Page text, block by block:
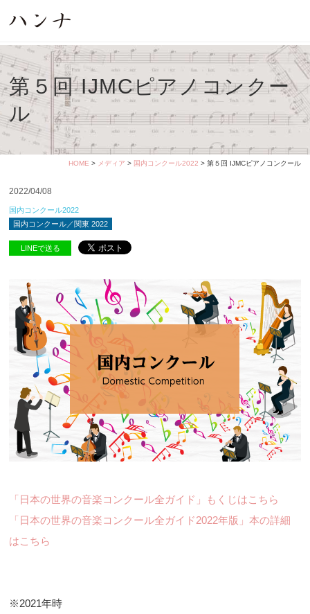
第５回 IJMCピアノコンクー
ル
HOME > メディア > 国内コンクール2022 > 第５回 IJMCピアノコンクール
2022/04/08
国内コンクール2022
国内コンクール／関東 2022
LINEで送る
「日本の世界の音楽コンクール全ガイド」もくじはこちら
「日本の世界の音楽コンクール全ガイド2022年版」本の詳細
はこちら
※2021年時